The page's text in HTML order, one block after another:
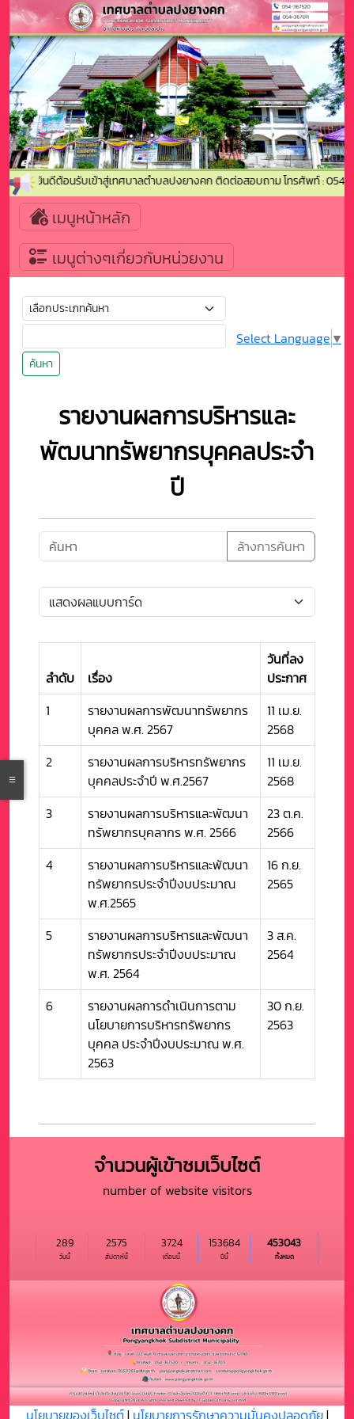
ยินดีต้อนรับเข้าสู่เทศบาลตำบลปงยางคก ติดต่อสอบถาม โทรศัพท์ : 054-
เมนูหน้าหลัก
เมนูต่างๆเกี่ยวกับหน่วยงาน
ค้นหา
Select Language ▼
รายงานผลการบริหารและ
พัฒนาทรัพยากรบุคคลประจำ
ปี
ล้างการค้นหา
ลำดับ เรื่อง
วันที่ลง
ประกาศ
1
รายงานผลการพัฒนาทรัพยากร
บุคคล พ.ศ. 2567
11 เม.ย.
2568
2
รายงานผลการบริหารทรัพยากร
บุคคลประจำปี พ.ศ.2567
11 เม.ย.
2568
3
รายงานผลการบริหารและพัฒนา
ทรัพยากรบุคลากร พ.ศ. 2566
23 ต.ค.
2566
4
รายงานผลการบริหารและพัฒนา
ทรัพยากรประจำปีงบประมาณ
พ.ศ.2565
16 ก.ย.
2565
5
รายงานผลการบริหารและพัฒนา
ทรัพยากรประจำปีงบประมาณ
พ.ศ. 2564
3 ส.ค.
2564
6
รายงานผลการดำเนินการตาม
นโยบายการบริหารทรัพยากร
บุคคล ประจำปีงบประมาณ พ.ศ.
2563
30 ก.ย.
2563
จำนวนผู้เข้าชมเว็บไซต์
number of website visitors
วันนี้
289
สัปดาห์นี้
2575
เดือนนี้
3724
ปีนี้
153684
ทั้งหมด
453043